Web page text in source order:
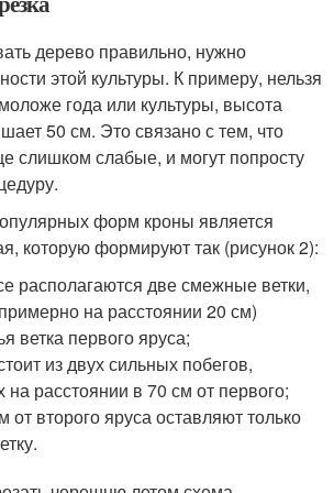
дерево правильно, нужно
этой культуры. К примеру, нельзя
года или культуры, высота
50 см. Это связано с тем, что
слишком слабые, и могут попросту
форм кроны является
которую формируют так (рисунок 2):
располагаются две смежные ветки,
на расстоянии 20 см)
ветка первого яруса;
из двух сильных побегов,
расстоянии в 70 см от первого;
от второго яруса оставляют только